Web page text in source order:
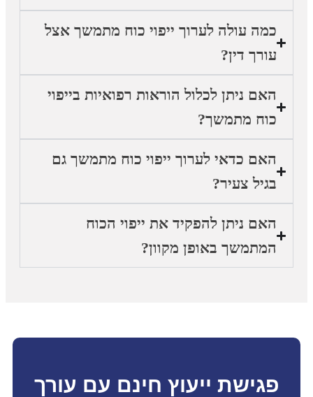
כמה עולה לערוך ייפוי כוח מתמשך אצל
עורך דין?
האם ניתן לכלול הוראות רפואיות בייפוי
כוח מתמשך?
האם כדאי לערוך ייפוי כוח מתמשך גם
בגיל צעיר?
האם ניתן להפקיד את ייפוי הכוח
המתמשך באופן מקוון?
פגישת ייעוץ חינם עם עורך